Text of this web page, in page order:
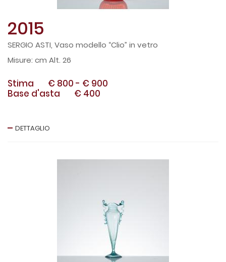
2015
SERGIO ASTI, Vaso modello “Clio” in vetro
cm Alt. 26
Stima € 800 - € 900
Base d'asta
€ 400
DETTAGLIO